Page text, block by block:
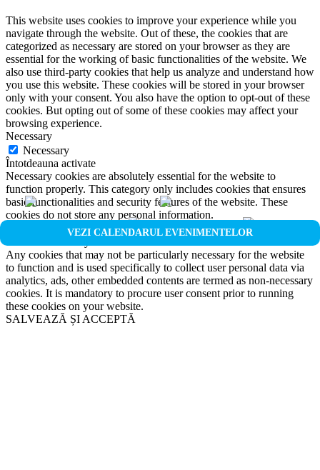
VEZI CALENDARUL EVENIMENTELOR
This website uses cookies to improve your experience while you
navigate through the website. Out of these, the cookies that are
categorized as necessary are stored on your browser as they are
essential for the working of basic functionalities of the website. We
also use third-party cookies that help us analyze and understand how
you use this website. These cookies will be stored in your browser
only with your consent. You also have the option to opt-out of these
cookies. But opting out of some of these cookies may affect your
browsing experience.
Necessary
Necessary
Întotdeauna activate
Necessary cookies are absolutely essential for the website to
function properly. This category only includes cookies that ensures
basic functionalities and security features of the website. These
cookies do not store any personal information.
Non-necessary
Any cookies that may not be particularly necessary for the website
to function and is used specifically to collect user personal data via
analytics, ads, other embedded contents are termed as non-necessary
cookies. It is mandatory to procure user consent prior to running
these cookies on your website.
SALVEAZĂ ȘI ACCEPTĂ